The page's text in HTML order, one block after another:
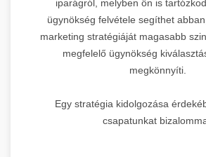
iparágról, melyben ön is
ügynökség felvétele segíthet
marketing stratégiáját magasabb
megfelelő ügynökség
megkönnyíti.
Egy stratégia kidolgozása
csapatunkat